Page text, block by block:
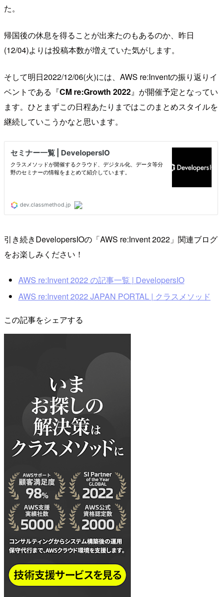
た。
帰国後の休息を得ることが出来たのもあるのか、昨日
(12/04)よりは投稿本数が増えていた気がします。
そして明日2022/12/06(火)には、AWS re:Inventの振り返りイ
ベントである『CM re:Growth 2022』が開催予定となってい
ます。ひとまずこの日程あたりまではこのまとめスタイルを
継続していこうかなと思います。
引き続きDevelopersIOの「AWS re:Invent 2022」関連ブログ
をお楽しみください！
AWS re:Invent 2022 の記事一覧 | DevelopersIO
AWS re:Invent 2022 JAPAN PORTAL | クラスメソッド
この記事をシェアする